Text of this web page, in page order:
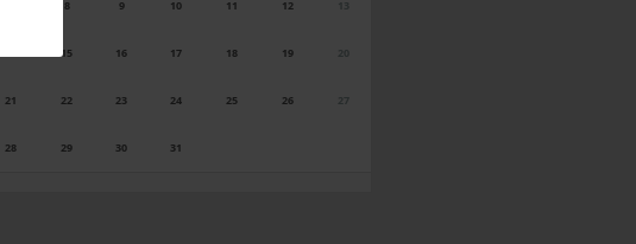
8 9 10 11 12 13
15 16 17 18 19 20
21 22 23 24 25 26 27
28 29 30 31